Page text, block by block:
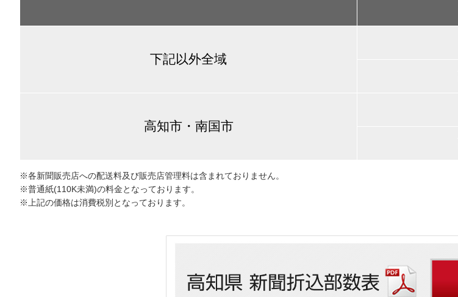
下記以外全域
高知市・南国市
※各新聞販売店への配送料及び販売店管理料は含まれておりません。
※普通紙(110K未満)の料金となっております。
※上記の価格は消費税別となっております。